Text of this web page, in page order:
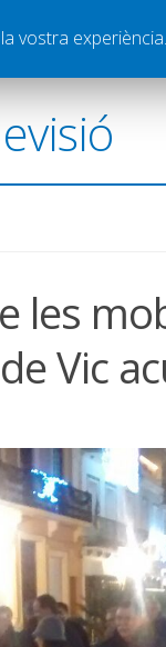
Vídeos Graella
les
Vic
vostra